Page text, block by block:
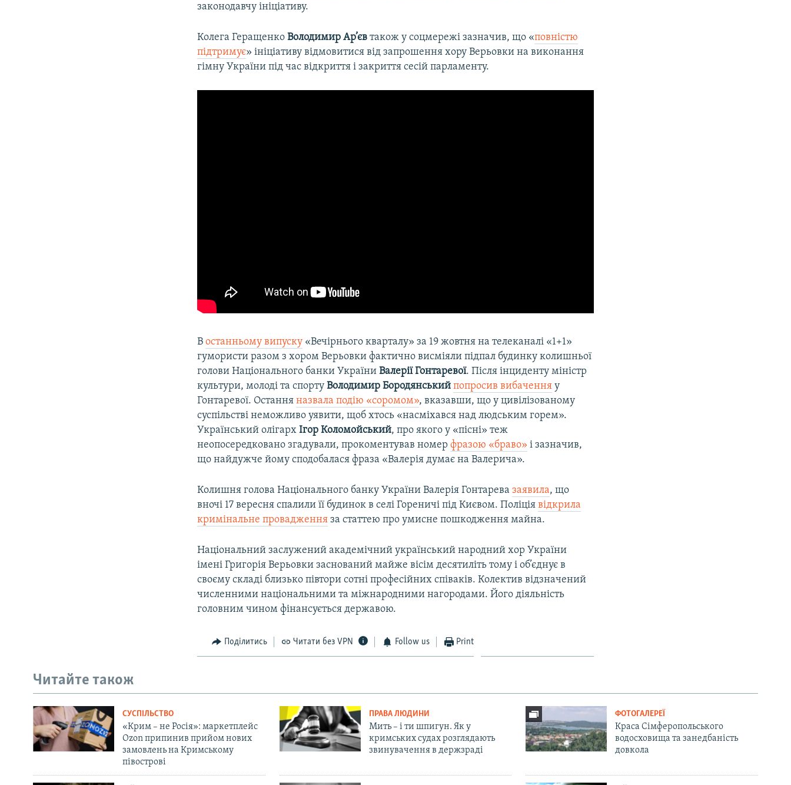
законодавчу ініціативу.
Колега ГеращенкоВолодимир Ар’єв також у соцмережі зазначив, що «повністю
підтримує» ініціативу відмовитися від запрошення хору Верьовки на виконання
гімну України під час відкриття і закриття сесій парламенту.
Востанньому випуску «Вечірнього кварталу» за 19 жовтня на телеканалі «1+1»
гумористи разом з хором Верьовки фактично висміяли підпал будинку колишньої
голови Національного банки УкраїниВалерії Гонтаревої. Після інциденту міністр
культури, молоді та спортуВолодимир Бородянський попросив вибачення у
Гонтаревої. Останняназвала подію «соромом», вказавши, що у цивілізованому
суспільстві неможливо уявити, щоб хтось «насміхався над людським горем».
Український олігархІгор Коломойський, про якого у «пісні» теж
неопосередковано згадували, прокоментував номерфразою «браво» і зазначив,
що найдужче йому сподобалася фраза «Валерія думає на Валерича».
Колишня голова Національного банку України Валерія Гонтаревазаявила, що
вночі 17 вересня спалили її будинок в селі Гореничі під Києвом. Поліціявідкрила
кримінальне провадження за статтею про умисне пошкодження майна.
Національний заслужений академічний український народний хор України
імені Григорія Верьовки заснований майже вісім десятиліть тому і об’єднує в
своєму складі близько півтори сотні професійних співаків. Колектив відзначений
численними національними та міжнародними нагородами. Його діяльність
головним чином фінансується державою.
Поділитись Читати без VPN Follow us Print
Читайте також
СУСПІЛЬСТВО
«Крим – не Росія»: маркетплейс
Ozon припинив прийом нових
замовлень на Кримському
півострові
ПРАВА ЛЮДИНИ
Мить – і ти шпигун. Як у
кримських судах розглядають
звинувачення в держзраді
ФОТОГАЛЕРЕЇ
Краса Сімферопольського
водосховища та занедбаність
довкола